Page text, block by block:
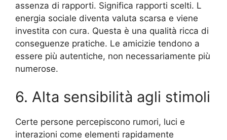
assenza di rapporti. Significa rapporti scelti. L
energia sociale diventa valuta scarsa e viene
investita con cura. Questa è una qualità ricca di
conseguenze pratiche. Le amicizie tendono a
essere più autentiche, non necessariamente più
numerose.
6. Alta sensibilità agli stimoli
Certe persone percepiscono rumori, luci e
interazioni come elementi rapidamente